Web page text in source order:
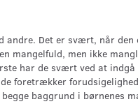
Det er svært, når den
mangelfuld, men ikke
har de svært ved at indgå
foretrækker
baggrund i børnenes